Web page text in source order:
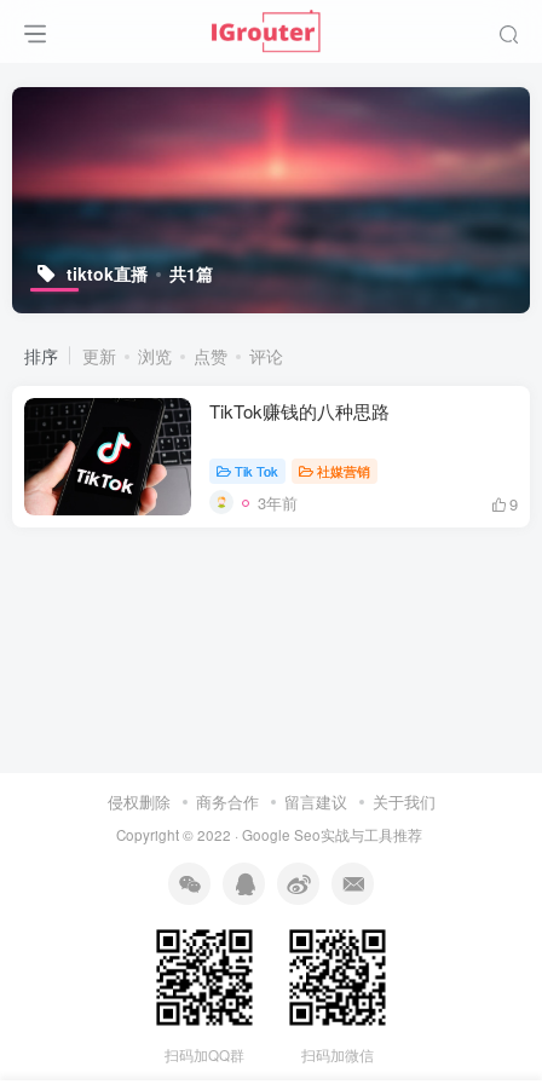
tiktok直播 共1篇
排序 更新 浏览 点赞 评论
TikTok赚钱的八种思路
Tik Tok 社媒营销
3年前 9
侵权删除 商务合作 留言建议 关于我们
Copyright © 2022 · Google Seo实战与工具推荐
扫码加QQ群 扫码加微信